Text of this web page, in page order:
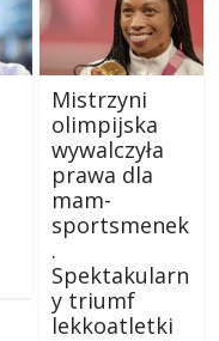
Mistrzyni
olimpijska
wywalczyła
prawa dla
mam-
sportsmenek
.
Spektakularn
y triumf
lekkoatletki